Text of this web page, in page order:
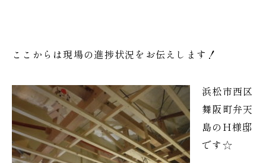
ここからは現場の進捗状況をお伝えします！
浜松市西区
舞阪町弁天
島のH様邸
です☆